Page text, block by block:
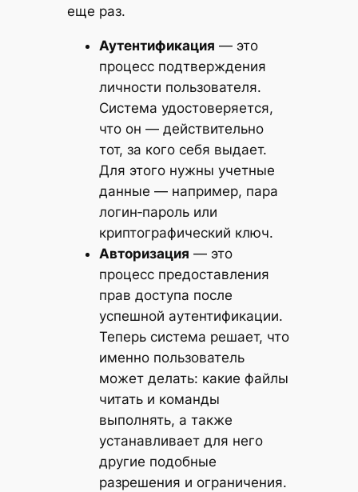
еще раз.
Аутентификация — это
процесс подтверждения
личности пользователя.
Система удостоверяется,
что он — действительно
тот, за кого себя выдает.
Для этого нужны учетные
данные — например, пара
логин‑пароль или
криптографический ключ.
Авторизация — это
процесс предоставления
прав доступа после
успешной аутентификации.
Теперь система решает, что
именно пользователь
может делать: какие файлы
читать и команды
выполнять, а также
устанавливает для него
другие подобные
разрешения и ограничения.